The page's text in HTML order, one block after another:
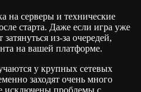
на серверы и технические
старта. Даже если игра уже
из-за очередей,
на вашей платформе.
у крупных сетевых
заходят очень много